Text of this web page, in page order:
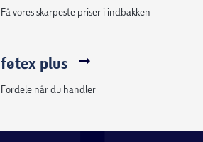
Få vores skarpeste priser i indbakken
føtex plus
Fordele når du handler